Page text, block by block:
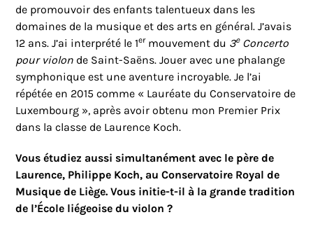
de promouvoir des enfants talentueux dans les
domaines de la musique et des arts en général. J’avais
12 ans. J’ai interprété le 1ermouvement du 3eConcerto
pour violon de Saint-Saëns. Jouer avec une phalange
symphonique est une aventure incroyable. Je l’ai
répétée en 2015 comme « Lauréate du Conservatoire de
Luxembourg », après avoir obtenu mon Premier Prix
dans la classe de Laurence Koch.
Vous étudiez aussi simultanément avec le père de
Laurence, Philippe Koch, au Conservatoire Royal de
Musique de Liège. Vous initie-t-il à la grande tradition
de l’École liégeoise du violon ?